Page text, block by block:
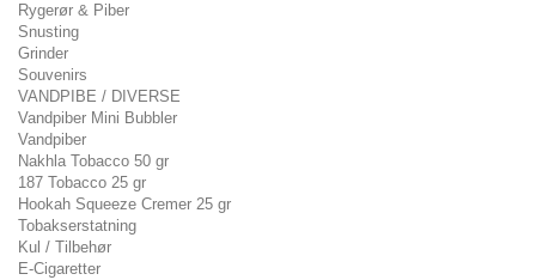
Rygerør & Piber
Snusting
Grinder
Souvenirs
VANDPIBE / DIVERSE
Vandpiber Mini Bubbler
Vandpiber
Nakhla Tobacco 50 gr
187 Tobacco 25 gr
Hookah Squeeze Cremer 25 gr
Tobakserstatning
Kul / Tilbehør
E-Cigaretter